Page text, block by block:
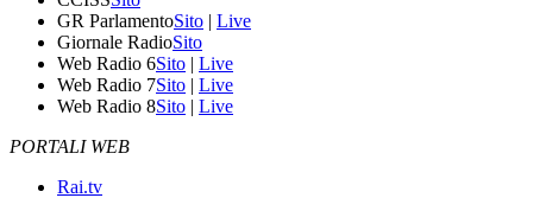
GR ParlamentoSito | Live
Giornale RadioSito
Web Radio 6Sito | Live
Web Radio 7Sito | Live
Web Radio 8Sito | Live
PORTALI WEB
Rai.tv